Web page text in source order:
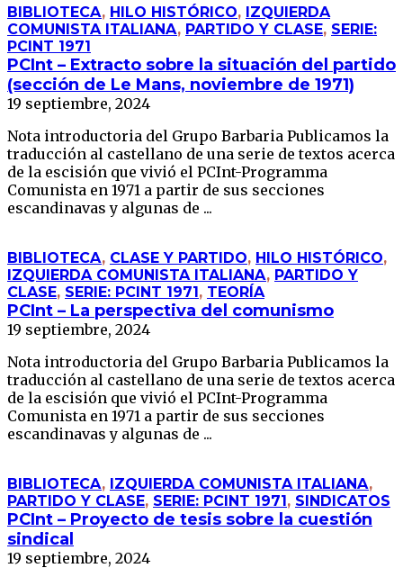
BIBLIOTECA, HILO HISTÓRICO, IZQUIERDA
COMUNISTA ITALIANA, PARTIDO Y CLASE, SERIE:
PCINT 1971
PCInt – Extracto sobre la situación del partido
(sección de Le Mans, noviembre de 1971)
19 septiembre, 2024
Nota introductoria del Grupo Barbaria Publicamos la
traducción al castellano de una serie de textos acerca
de la escisión que vivió el PCInt-Programma
Comunista en 1971 a partir de sus secciones
escandinavas y algunas de ...
BIBLIOTECA, CLASE Y PARTIDO, HILO HISTÓRICO,
IZQUIERDA COMUNISTA ITALIANA, PARTIDO Y
CLASE, SERIE: PCINT 1971 , TEORÍA
PCInt – La perspectiva del comunismo
19 septiembre, 2024
Nota introductoria del Grupo Barbaria Publicamos la
traducción al castellano de una serie de textos acerca
de la escisión que vivió el PCInt-Programma
Comunista en 1971 a partir de sus secciones
escandinavas y algunas de ...
BIBLIOTECA, IZQUIERDA COMUNISTA ITALIANA,
PARTIDO Y CLASE, SERIE: PCINT 1971 , SINDICATOS
PCInt – Proyecto de tesis sobre la cuestión
sindical
19 septiembre, 2024